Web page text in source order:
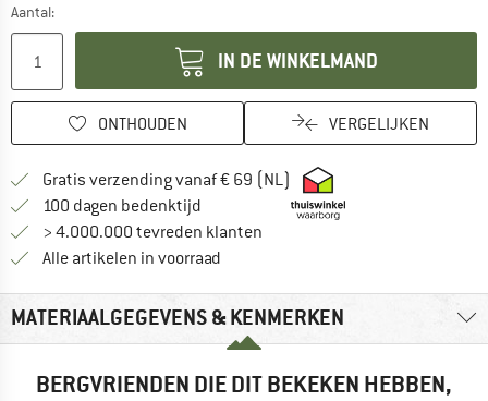
Aantal:
IN DE WINKELMAND
ONTHOUDEN VERGELIJKEN
Gratis verzending vanaf € 69 (NL) Vind hier de
100 dagen bedenktijd Vind de betalingsinformatie hier!
> 4.000.000 tevreden klanten
Alle artikelen in voorraad
MATERIAALGEGEVENS & KENMERKEN
BERGVRIENDEN DIE DIT BEKEKEN HEBBEN,